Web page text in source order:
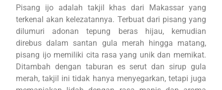
Pisang ijo adalah takjil khas dari Makassar yang
terkenal akan kelezatannya. Terbuat dari pisang yang
dilumuri adonan tepung beras hijau, kemudian
direbus dalam santan gula merah hingga matang,
pisang ijo memiliki cita rasa yang unik dan memikat.
Ditambah dengan taburan es serut dan sirup gula
merah, takjil ini tidak hanya menyegarkan, tetapi juga